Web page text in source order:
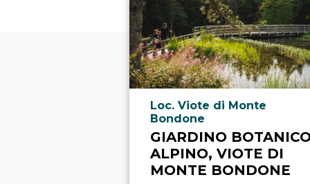
Località punto di interesse
Loc. Viote di Monte
Bondone
GIARDINO
ALPINO, VIOTE DI
MONTE BONDONE